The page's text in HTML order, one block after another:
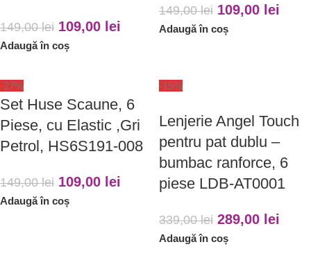
149,00lei 109,00 lei
Adaugă în coș
149,00lei 109,00 lei
Adaugă în coș
-27%
Set Huse Scaune, 6
Piese, cu Elastic ,Gri
Petrol, HS6S191-008
149,00lei 109,00 lei
Adaugă în coș
-15%
Lenjerie Angel Touch
pentru pat dublu –
bumbac ranforce, 6
piese LDB-AT0001
339,00lei 289,00 lei
Adaugă în coș